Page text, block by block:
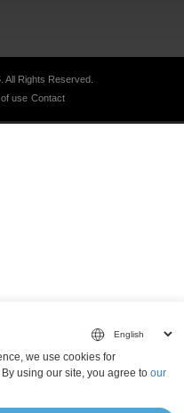
All Rights Reserved.
use Contact
we use cookies for
using our site, you agree toour